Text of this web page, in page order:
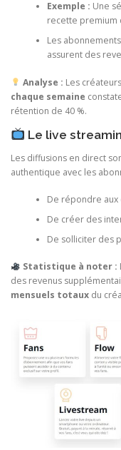
Exemple : Une
recette premium
Les
assurent des
Analyse : Les
chaque semaine
rétention de 40 %.
Le live
Les diffusions en direct
authentique avec les
De répondre
De créer des
De solliciter des
Statistique à noter :
des revenus
mensuels totaux du